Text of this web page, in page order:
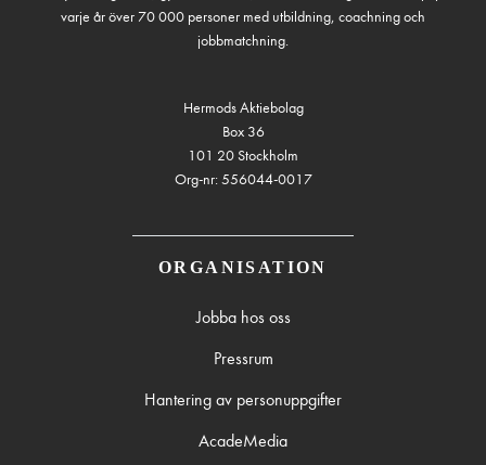
varje år över 70 000 personer med utbildning, coachning och
jobbmatchning.
Hermods Aktiebolag
Box 36
101 20 Stockholm
Org-nr: 556044-0017
ORGANISATION
Jobba hos oss
Pressrum
Hantering av personuppgifter
AcadeMedia